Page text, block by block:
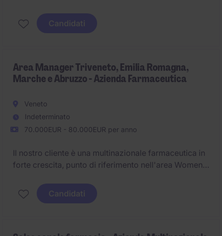
Candidati
Area Manager Triveneto, Emilia Romagna,
Marche e Abruzzo - Azienda Farmaceutica
Veneto
Indeterminato
70.000EUR - 80.000EUR per anno
Il nostro cliente è una multinazionale farmaceutica in
forte crescita, punto di riferimento nell'area Women
L'azienda si distingue per un approccio innovativo e
Candidati